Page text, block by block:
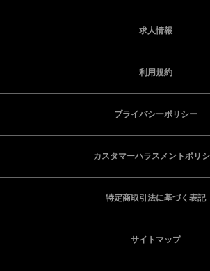
求人情報
利用規約
プライバシーポリシー
カスタマーハラスメントポリ
特定商取引法に基づく表記
サイトマップ